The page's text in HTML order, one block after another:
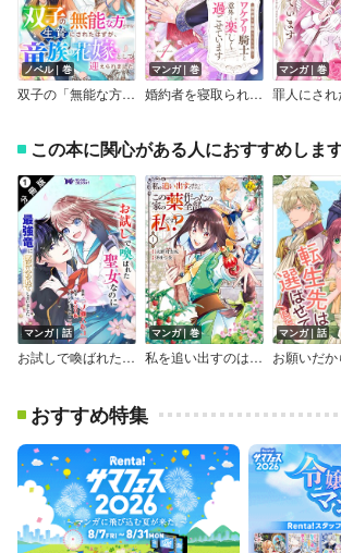
ノベル｜巻
双子の「無能な方」だから生贄にされたはずが、竜族の花嫁として迎えられました【SS付き】
マンガ｜巻
婚約者を寝取られたお陰で、ワケアリ騎士と意外と楽しく過ごせています
マンガ｜巻
この本に関心がある人におすすめしま
マンガ｜話
お試しで喚ばれた聖女なのに最強竜に気に入られてしまいました。（コミック） 分冊版
マンガ｜巻
私を追い出すのはいいですけど、この家の薬作ったの全部私ですよ？
マンガ｜話
おすすめ特集